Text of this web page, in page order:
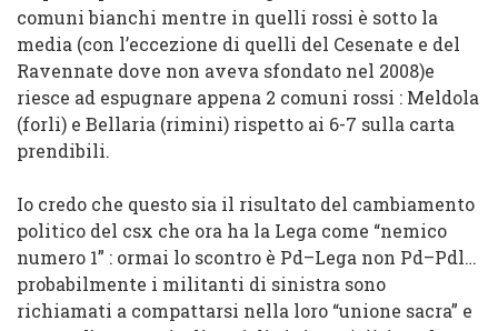
comuni bianchi mentre in quelli rossi è sotto la
media (con l’eccezione di quelli del Cesenate e del
Ravennate dove non aveva sfondato nel 2008)e
riesce ad espugnare appena 2 comuni rossi : Meldola
(forli) e Bellaria (rimini) rispetto ai 6-7 sulla carta
prendibili.
Io credo che questo sia il risultato del cambiamento
politico del csx che ora ha la Lega come “nemico
numero 1” : ormai lo scontro è Pd–Lega non Pd–Pdl…
probabilmente i militanti di sinistra sono
richiamati a compattarsi nella loro “unione sacra” e